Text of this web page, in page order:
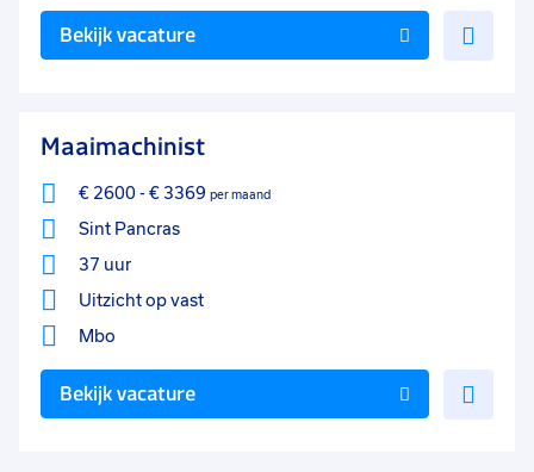
Bekijk vacature
Maaimachinist
€ 2600- € 3369 per maand
Sint Pancras
37 uur
Uitzicht op vast
Mbo
Bekijk vacature